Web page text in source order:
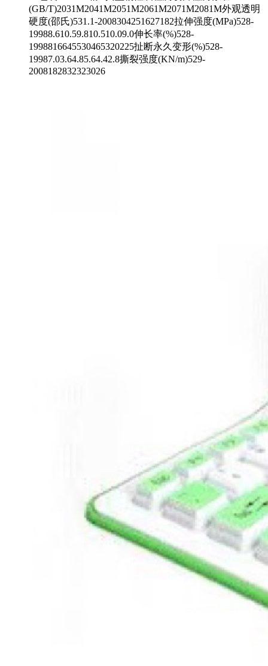
(GB/T)2031M2041M2051M2061M2071M2081M外观透明
硬度(邵氏)531.1-2008304251627182拉伸强度(MPa)528-
19988.610.59.810.510.09.0伸长率(%)528-
1998816645530465320225扯断永久变形(%)528-
19987.03.64.85.64.42.8撕裂强度(KN/m)529-
2008182832323026